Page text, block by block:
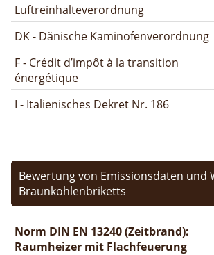
Luftreinhalteverordnung
DK - Dänische Kaminofenverordnung
F - Crédit d’impôt à la transition
énergétique
I - Italienisches Dekret Nr. 186
Bewertung von Emissionsdaten und
Braunkohlenbriketts
Norm DIN EN 13240 (Zeitbrand):
Raumheizer mit Flachfeuerung